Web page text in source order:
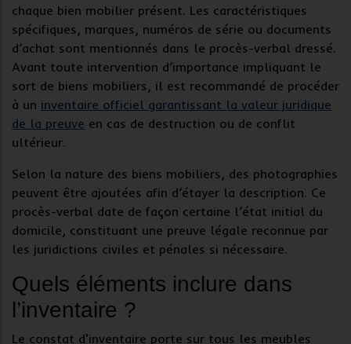
chaque bien mobilier présent. Les caractéristiques
spécifiques, marques, numéros de série ou documents
d’achat sont mentionnés dans le procès-verbal dressé.
Avant toute intervention d’importance impliquant le
sort de biens mobiliers, il est recommandé de procéder
à un inventaire officiel garantissant la valeur juridique
de la preuve en cas de destruction ou de conflit
ultérieur.
Selon la nature des biens mobiliers, des photographies
peuvent être ajoutées afin d’étayer la description. Ce
procès-verbal date de façon certaine l’état initial du
domicile, constituant une preuve légale reconnue par
les juridictions civiles et pénales si nécessaire.
Quels éléments inclure dans
l’inventaire ?
Le constat d'inventaire porte sur tous les meubles